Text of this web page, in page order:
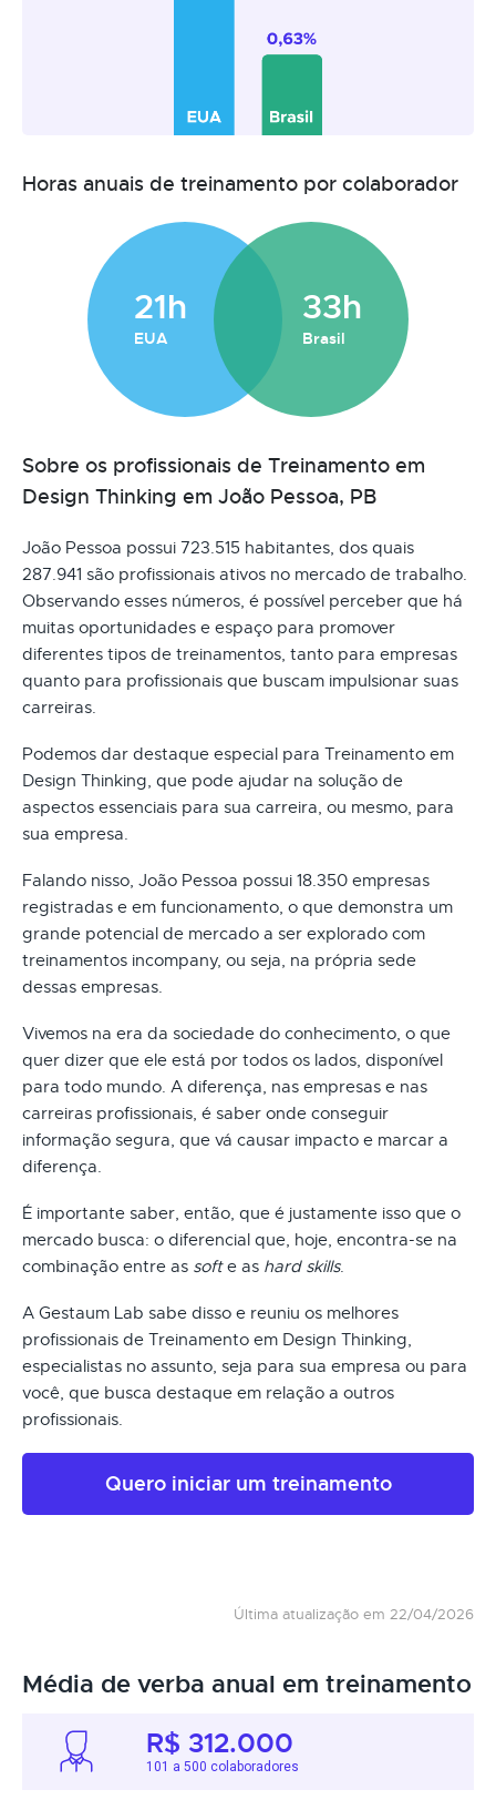
Horas anuais de treinamento por colaborador
21h
EUA
33h
Brasil
Sobre os profissionais de Treinamento em
Design Thinking em João Pessoa, PB
João Pessoa possui 723.515 habitantes, dos quais
287.941 são profissionais ativos no mercado de trabalho.
Observando esses números, é possível perceber que há
muitas oportunidades e espaço para promover
diferentes tipos de treinamentos, tanto para empresas
quanto para profissionais que buscam impulsionar suas
carreiras.
Podemos dar destaque especial para Treinamento em
Design Thinking, que pode ajudar na solução de
aspectos essenciais para sua carreira, ou mesmo, para
sua empresa.
Falando nisso, João Pessoa possui 18.350 empresas
registradas e em funcionamento, o que demonstra um
grande potencial de mercado a ser explorado com
treinamentos incompany, ou seja, na própria sede
dessas empresas.
Vivemos na era da sociedade do conhecimento, o que
quer dizer que ele está por todos os lados, disponível
para todo mundo. A diferença, nas empresas e nas
carreiras profissionais, é saber onde conseguir
informação segura, que vá causar impacto e marcar a
diferença.
É importante saber, então, que é justamente isso que o
mercado busca: o diferencial que, hoje, encontra-se na
combinação entre as softe as hard skills.
A Gestaum Lab sabe disso e reuniu os melhores
profissionais de Treinamento em Design Thinking,
especialistas no assunto, seja para sua empresa ou para
você, que busca destaque em relação a outros
profissionais.
Quero iniciar um treinamento
Última atualização em 22/04/2026
Média de verba anual em treinamento
R$ 312.000
101 a 500 colaboradores